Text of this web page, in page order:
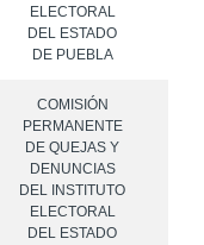
ELECTORAL
DEL ESTADO
DE PUEBLA
COMISIÓN
PERMANENTE
DE QUEJAS Y
DENUNCIAS
DEL INSTITUTO
ELECTORAL
DEL ESTADO